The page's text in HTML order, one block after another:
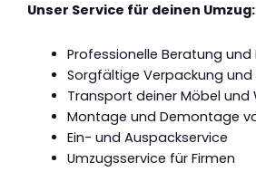
Unser Service für deinen Umzug:
Professionelle Beratung und
Sorgfältige Verpackung
Transport deiner Möbel
Montage und Demontage
Ein- und Auspackservice
Umzugsservice für Firmen